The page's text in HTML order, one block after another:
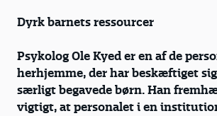
Dyrk barnets ressourcer
Psykolog Ole Kyed er en af de
herhjemme, der har beskæftiget
særligt begavede børn. Han
vigtigt, at personalet i en